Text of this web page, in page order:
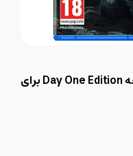
بازی The Callisto Protocol نسخه Day One Edition برای